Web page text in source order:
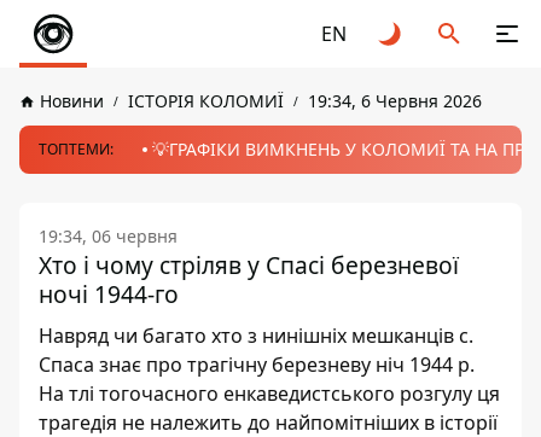
EN
Новини ІСТОРІЯ КОЛОМИЇ 19:34, 6 Червня 2026
ТОПТЕМИ: 💡ГРАФІКИ ВИМКНЕНЬ У КОЛОМИЇ ТА НА
19:34, 06 червня
Хто і чому стріляв у Спасі березневої
ночі 1944-го
Навряд чи багато хто з нинішніх мешканців с.
Спаса знає про трагічну березневу ніч 1944 р.
На тлі тогочасного енкаведистського розгулу ця
трагедія не належить до найпомітніших в історії